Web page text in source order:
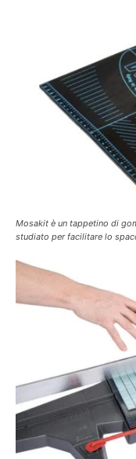
Mosakit è un tappetino di
studiato per facilitare lo